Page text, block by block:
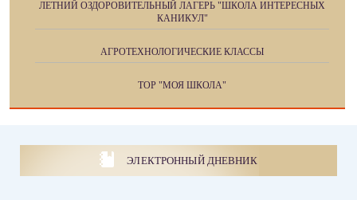
ЛЕТНИЙ ОЗДОРОВИТЕЛЬНЫЙ ЛАГЕРЬ "ШКОЛА ИНТЕРЕСНЫХ
КАНИКУЛ"
АГРОТЕХНОЛОГИЧЕСКИЕ КЛАССЫ
ТОР "МОЯ ШКОЛА"
ЭЛЕКТРОННЫЙ ДНЕВНИК